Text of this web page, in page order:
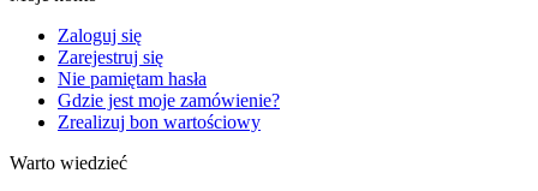
Zaloguj się
Zarejestruj się
Nie pamiętam hasła
Gdzie jest moje zamówienie?
Zrealizuj bon wartościowy
Warto wiedzieć